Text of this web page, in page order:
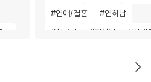
공
#연애/결혼 #연하남
#철벽남 #집착남 #현대